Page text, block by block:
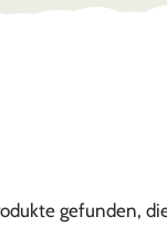
gefunden,